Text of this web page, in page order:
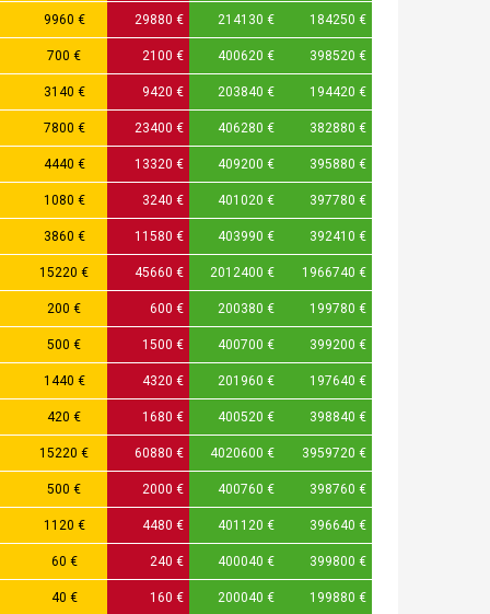
9960 € 29880 € 214130 € 184250 €
700 € 2100 € 400620 € 398520 €
3140 € 9420 € 203840 € 194420 €
7800 € 23400 € 406280 € 382880 €
4440 € 13320 € 409200 € 395880 €
1080 € 3240 € 401020 € 397780 €
3860 € 11580 € 403990 € 392410 €
15220 € 45660 € 2012400 € 1966740 €
200 € 600 € 200380 € 199780 €
500 € 1500 € 400700 € 399200 €
1440 € 4320 € 201960 € 197640 €
420 € 1680 € 400520 € 398840 €
15220 € 60880 € 4020600 € 3959720 €
500 € 2000 € 400760 € 398760 €
1120 € 4480 € 401120 € 396640 €
60 € 240 € 400040 € 399800 €
40 € 160 € 200040 € 199880 €